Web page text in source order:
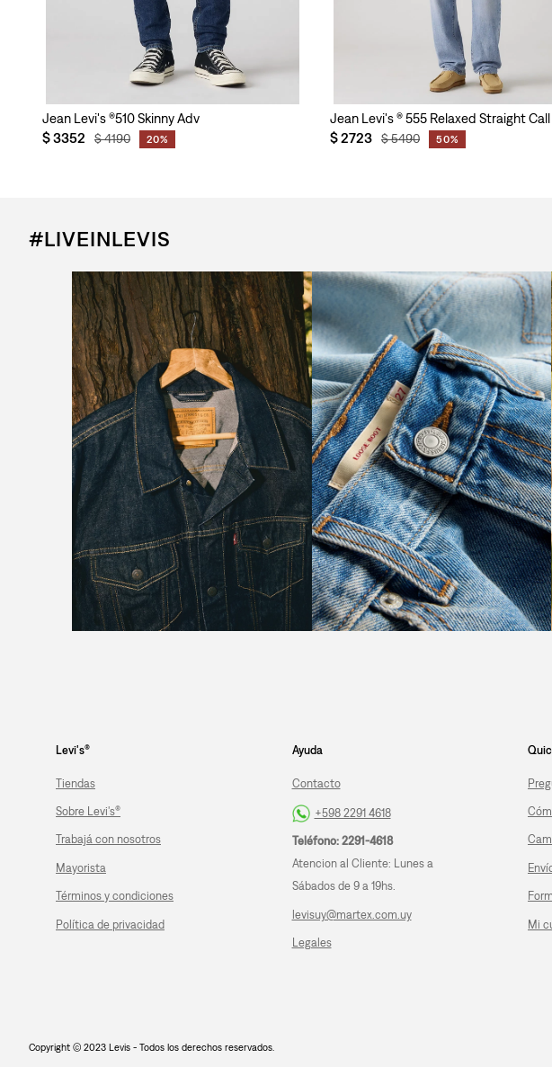
Jean Levi's ®510 Skinny Adv
$3352 $4190 20%
Jean Levi's ® 555 Relaxed Straight
$2723 $5490 50%
#LIVEINLEVIS
Levi's®
Tiendas
Sobre Levi's®
Trabajá con nosotros
Mayorista
Términos y condiciones
Política de privacidad
Ayuda
Contacto
+598 2291 4618
Teléfono: 2291-4618
Atencion al Cliente: Lunes a
Sábados de 9 a 19hs.
levisuy@martex.com.uy
Legales
Mi
Copyright © 2023 Levis - Todos los derechos reservados.